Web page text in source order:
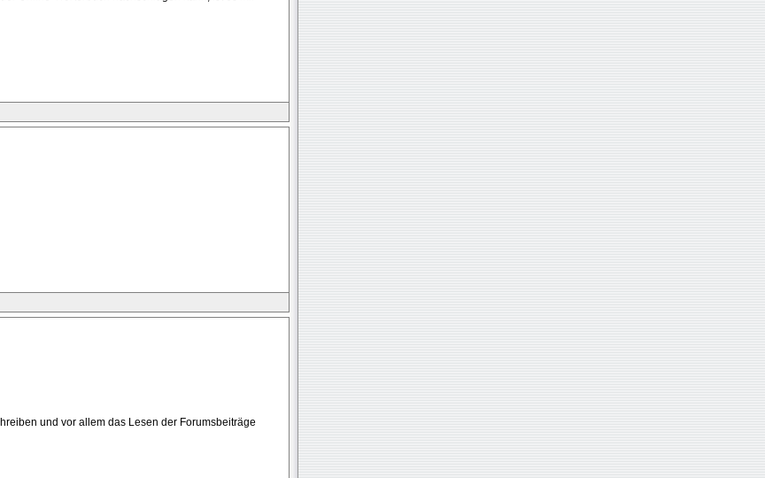
und vor allem das Lesen der Forumsbeiträge